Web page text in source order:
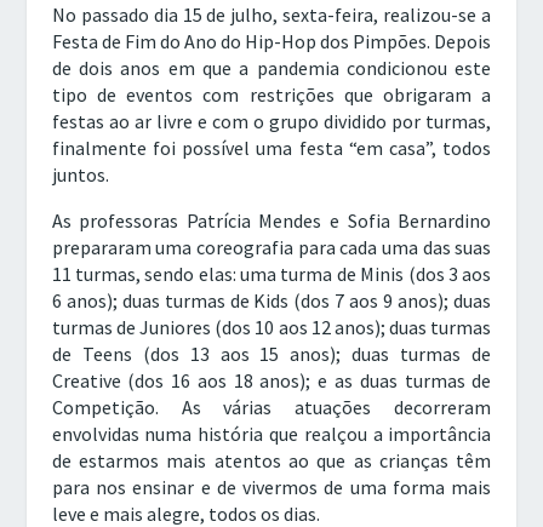
No passado dia 15 de julho, sexta-feira, realizou-se a
Festa de Fim do Ano do Hip-Hop dos Pimpões. Depois
de dois anos em que a pandemia condicionou este
tipo de eventos com restrições que obrigaram a
festas ao ar livre e com o grupo dividido por turmas,
finalmente foi possível uma festa “em casa”, todos
juntos.
As professoras Patrícia Mendes e Sofia Bernardino
prepararam uma coreografia para cada uma das suas
11 turmas, sendo elas: uma turma de Minis (dos 3 aos
6 anos); duas turmas de Kids (dos 7 aos 9 anos); duas
turmas de Juniores (dos 10 aos 12 anos); duas turmas
de Teens (dos 13 aos 15 anos); duas turmas de
Creative (dos 16 aos 18 anos); e as duas turmas de
Competição. As várias atuações decorreram
envolvidas numa história que realçou a importância
de estarmos mais atentos ao que as crianças têm
para nos ensinar e de vivermos de uma forma mais
leve e mais alegre, todos os dias.